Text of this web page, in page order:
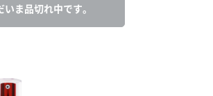
いま品切れ中です。